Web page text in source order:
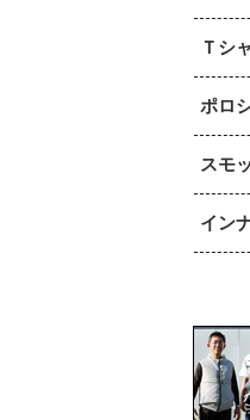
Ｔシ
ポロ
スモ
イン